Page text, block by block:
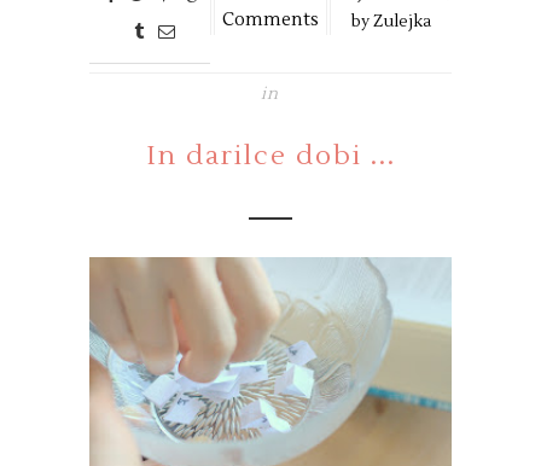
Comments
byZulejka
in
In darilce dobi ...